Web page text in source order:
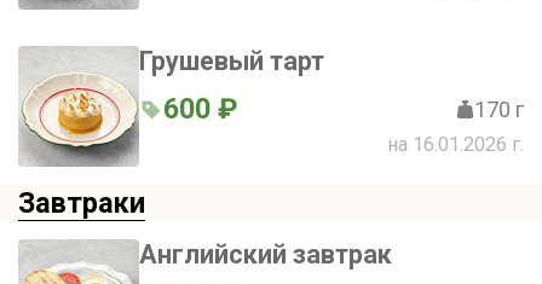
Грушевый тарт
600 ₽ 170 г
на 16.01.2026 г.
Завтраки
Английский завтрак